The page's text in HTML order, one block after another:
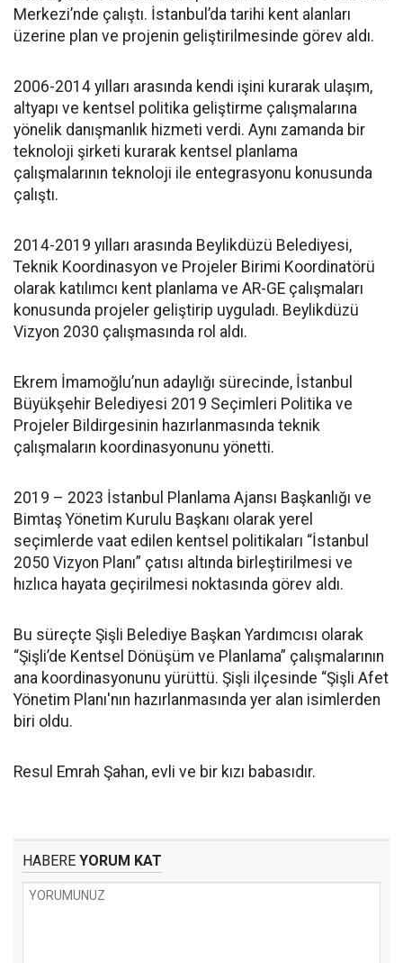
Merkezi’nde çalıştı. İstanbul’da tarihi kent alanları
üzerine plan ve projenin geliştirilmesinde görev aldı.
2006-2014 yılları arasında kendi işini kurarak ulaşım,
altyapı ve kentsel politika geliştirme çalışmalarına
yönelik danışmanlık hizmeti verdi. Aynı zamanda bir
teknoloji şirketi kurarak kentsel planlama
çalışmalarının teknoloji ile entegrasyonu konusunda
çalıştı.
2014-2019 yılları arasında Beylikdüzü Belediyesi,
Teknik Koordinasyon ve Projeler Birimi Koordinatörü
olarak katılımcı kent planlama ve AR-GE çalışmaları
konusunda projeler geliştirip uyguladı. Beylikdüzü
Vizyon 2030 çalışmasında rol aldı.
Ekrem İmamoğlu’nun adaylığı sürecinde, İstanbul
Büyükşehir Belediyesi 2019 Seçimleri Politika ve
Projeler Bildirgesinin hazırlanmasında teknik
çalışmaların koordinasyonunu yönetti.
2019 – 2023 İstanbul Planlama Ajansı Başkanlığı ve
Bimtaş Yönetim Kurulu Başkanı olarak yerel
seçimlerde vaat edilen kentsel politikaları “İstanbul
2050 Vizyon Planı” çatısı altında birleştirilmesi ve
hızlıca hayata geçirilmesi noktasında görev aldı.
Bu süreçte Şişli Belediye Başkan Yardımcısı olarak
“Şişli’de Kentsel Dönüşüm ve Planlama” çalışmalarının
ana koordinasyonunu yürüttü. Şişli ilçesinde “Şişli Afet
Yönetim Planı'nın hazırlanmasında yer alan isimlerden
biri oldu.
Resul Emrah Şahan, evli ve bir kızı babasıdır.
HABERE YORUM KAT